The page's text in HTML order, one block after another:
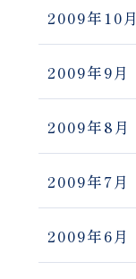
2009年10月
2009年9月
2009年8月
2009年7月
2009年6月